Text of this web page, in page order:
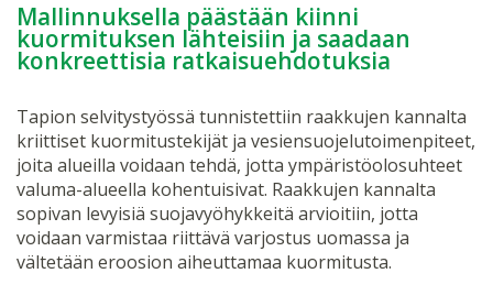
Mallinnuksella päästään kiinni
kuormituksen lähteisiin ja saadaan
konkreettisia ratkaisuehdotuksia
Tapion selvitystyössä tunnistettiin raakkujen kannalta
kriittiset kuormitustekijät ja vesiensuojelutoimenpiteet,
joita alueilla voidaan tehdä, jotta ympäristöolosuhteet
valuma-alueella kohentuisivat. Raakkujen kannalta
sopivan levyisiä suojavyöhykkeitä arvioitiin, jotta
voidaan varmistaa riittävä varjostus uomassa ja
vältetään eroosion aiheuttamaa kuormitusta.